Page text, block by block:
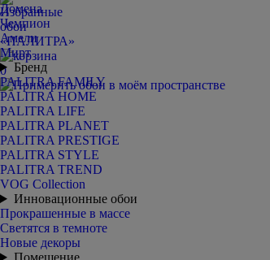
0
Домена
Чемпион
Амели
Мирт
Бренд
PALITRA FAMILY
PALITRA HOME
PALITRA LIFE
PALITRA PLANET
PALITRA PRESTIGE
PALITRA STYLE
PALITRA TREND
VOG Collection
Инновационные обои
Прокрашенные в массе
Светятся в темноте
Новые декоры
Помещение